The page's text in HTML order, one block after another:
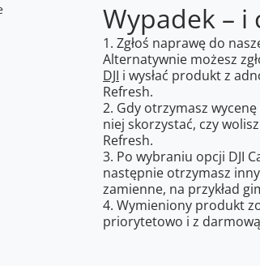
Wypadek – i
1. Zgłoś naprawę do
Alternatywnie możesz
DJI i wysłać produkt z
Refresh.
2. Gdy otrzymasz
niej skorzystać, czy
Refresh.
3. Po wybraniu opcji DJI
następnie otrzymasz
zamienne, na przykład
4. Wymieniony produkt
priorytetowo i z darmową